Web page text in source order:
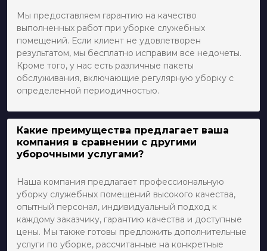
Мы предоставляем гарантию на качество
выполненных работ при уборке служебных
помещений. Если клиент не удовлетворен
результатом, мы бесплатно исправим все недочеты.
Кроме того, у нас есть различные пакеты
обслуживания, включающие регулярную уборку с
определенной периодичностью.
Какие преимущества предлагает ваша
компания в сравнении с другими
уборочными услугами?
Наша компания предлагает профессиональную
уборку служебных помещений высокого качества,
опытный персонал, индивидуальный подход к
каждому заказчику, гарантию качества и доступные
цены. Мы также готовы предложить дополнительные
услуги по уборке, рассчитанные на конкретные